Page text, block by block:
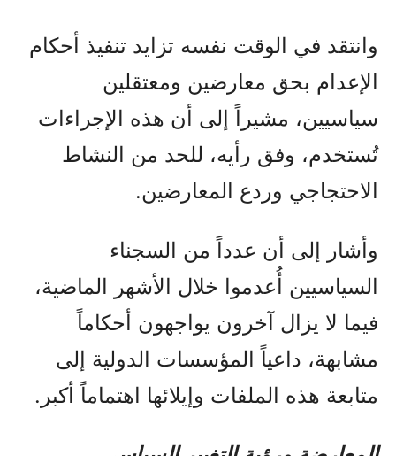
وانتقد في الوقت نفسه تزايد تنفيذ أحكام
الإعدام بحق معارضين ومعتقلين
سياسيين، مشيراً إلى أن هذه الإجراءات
تُستخدم، وفق رأيه، للحد من النشاط
الاحتجاجي وردع المعارضين.
وأشار إلى أن عدداً من السجناء
السياسيين أُعدموا خلال الأشهر الماضية،
فيما لا يزال آخرون يواجهون أحكاماً
مشابهة، داعياً المؤسسات الدولية إلى
متابعة هذه الملفات وإيلائها اهتماماً أكبر.